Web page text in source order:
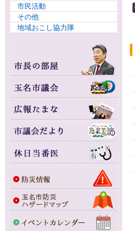
市民活動
その他
地域おこし協力隊